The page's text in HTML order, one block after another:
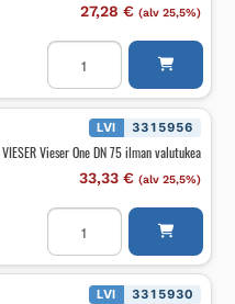
määrä27,28 € (alv 25,5%)
Lattiakaivo
vaakamalli
VIESER
Vieser
One
3x32/40
ilman
valutukea
LVI 3315956
Vieser One DN 75 ilman valutukea
33,33 € (alv 25,5%)
Lattiakaivo
vaakamalli
VIESER
Vieser
One
LVI 3315930